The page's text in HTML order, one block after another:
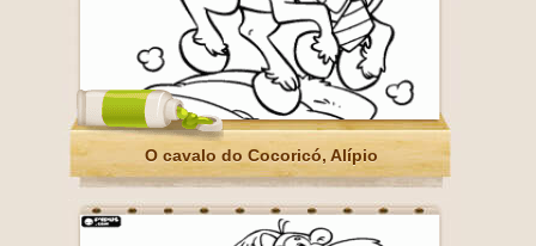
O cavalo do Cocoricó, Alípio